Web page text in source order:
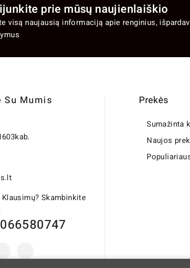
prie mūsų naujienlaiškio
visą naujausią informaciją apie renginius,
Mumis
Skambinkite
Prekės
Sumažinta
Naujos